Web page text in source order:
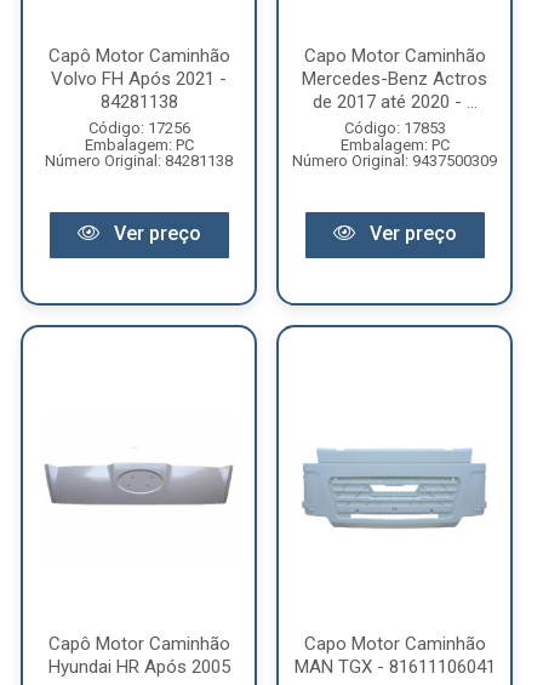
Capô Motor Caminhão
Volvo FH Após 2021 -
84281138
Código: 17256
Embalagem: PC
Número Original: 84281138
Ver preço
Capo Motor Caminhão
Mercedes-Benz Actros
de 2017 até 2020 - ...
Código: 17853
Embalagem: PC
Número Original: 9437500309
Ver preço
Capô Motor Caminhão
Hyundai HR Após 2005
Capo Motor Caminhão
MAN TGX - 81611106041